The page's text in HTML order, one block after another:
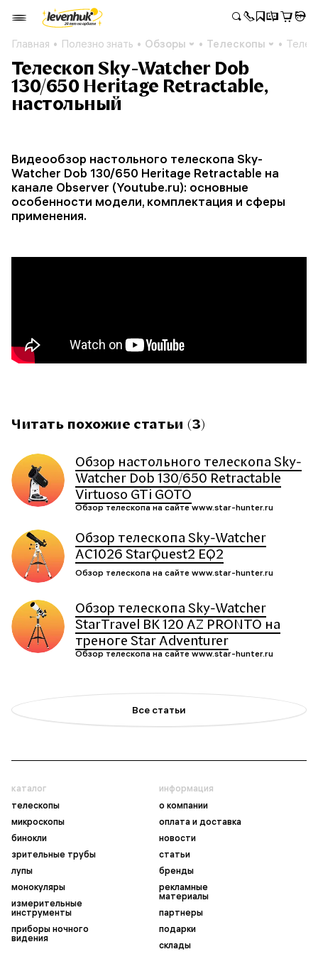
Главная Полезно знать Обзоры Телескопы
Телескоп Sky-Watcher Dob
130/650 Heritage Retractable,
настольный
Видеообзор настольного телескопа Sky-
Watcher Dob 130/650 Heritage Retractable на
канале Observer (Youtube.ru): основные
особенности модели, комплектация и сферы
применения.
Читать похожие статьи (3)
Обзор настольного телескопа Sky-
Watcher Dob 130/650 Retractable
Virtuoso GTi GOTO
Обзор телескопа на сайте www.star-hunter.ru
Обзор телескопа Sky-Watcher
AC1026 StarQuest2 EQ2
Обзор телескопа на сайте www.star-hunter.ru
Обзор телескопа Sky-Watcher
StarTravel BK 120 AZ PRONTO на
треноге Star Adventurer
Обзор телескопа на сайте www.star-hunter.ru
Все статьи
каталог
телескопы
микроскопы
бинокли
зрительные трубы
лупы
монокуляры
измерительные
инструменты
приборы ночного
видения
информация
о компании
оплата и доставка
новости
статьи
бренды
рекламные
материалы
партнеры
подарки
склады